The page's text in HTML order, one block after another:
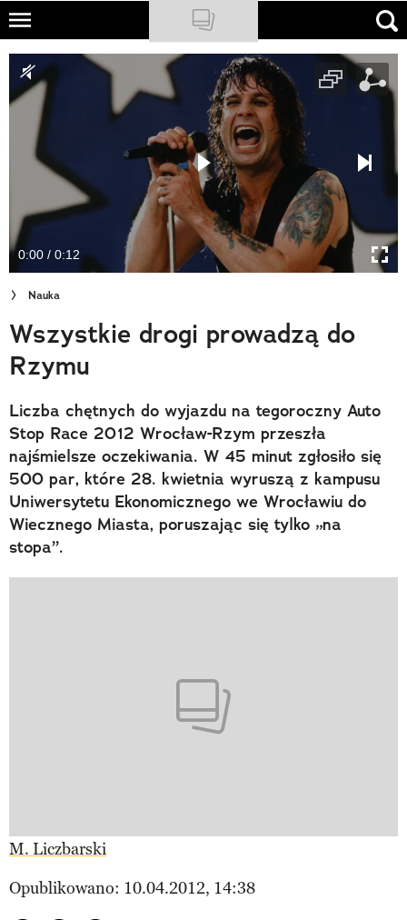
Skip
main
content
NATIONAL GEOGRAPHIC
TRAVELER
PODCASTY
Newsletter
Cuda Polski
Wielki Konkurs Fotograficzny
Trendbook Podróżniczy
Polecane
0:00 / 0:12
Nauka
Wszystkie drogi prowadzą do
Rzymu
Liczba chętnych do wyjazdu na tegoroczny Auto
Stop Race 2012 Wrocław-Rzym przeszła
najśmielsze oczekiwania. W 45 minut zgłosiło się
500 par, które 28. kwietnia wyruszą z kampusu
Uniwersytetu Ekonomicznego we Wrocławiu do
Wiecznego Miasta, poruszając się tylko „na
stopa”.
M. Liczbarski
Opublikowano: 10.04.2012, 14:38